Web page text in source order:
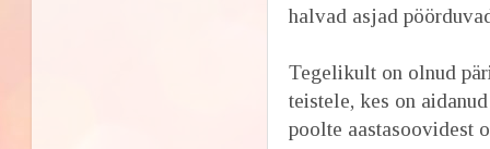
halvad asjad
Tegelikult on olnud
teistele, kes on
poolte aastasoovidest